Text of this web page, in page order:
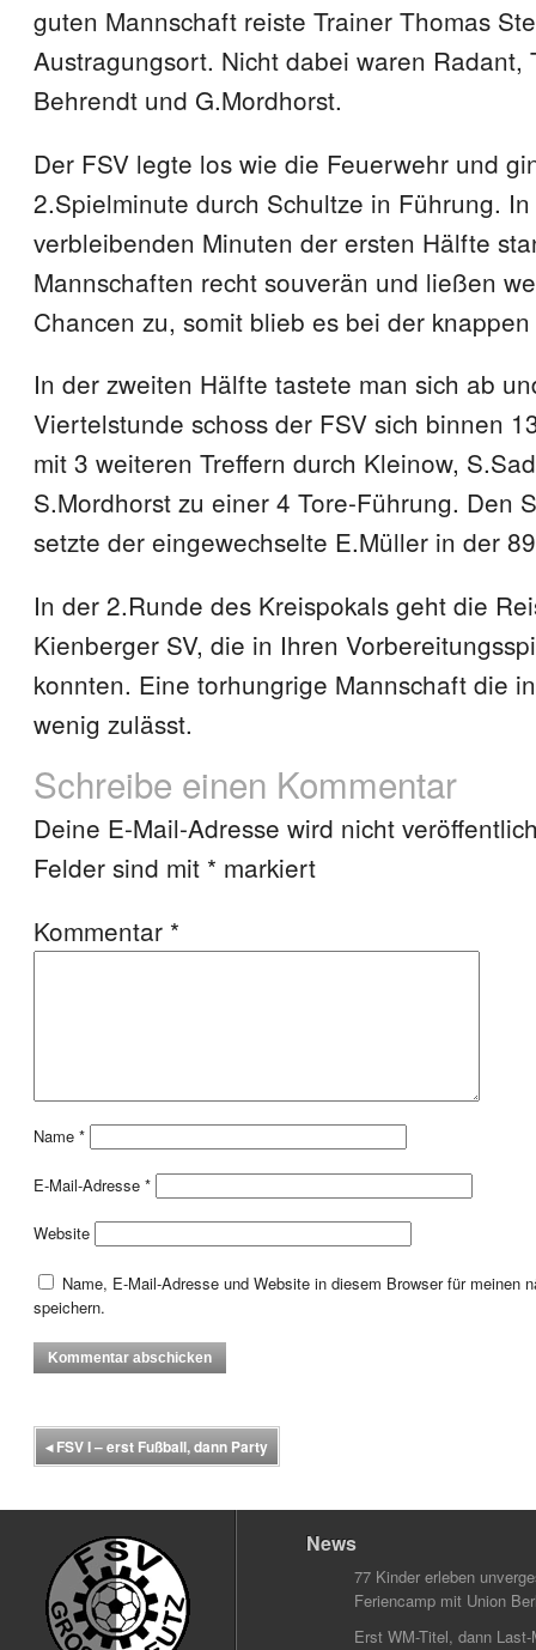
guten Mannschaft reiste Trainer Thomas
Austragungsort. Nicht dabei waren Radant,
Behrendt und G.Mordhorst.
Der FSV legte los wie die Feuerwehr und
2.Spielminute durch Schultze in Führung.
verbleibenden Minuten der ersten Hälfte
Mannschaften recht souverän und ließen
Chancen zu, somit blieb es bei der
In der zweiten Hälfte tastete man sich ab
Viertelstunde schoss der FSV sich binnen
mit 3 weiteren Treffern durch Kleinow,
S.Mordhorst zu einer 4 Tore-Führung. Den
setzte der eingewechselte E.Müller in der
In der 2.Runde des Kreispokals geht die
Kienberger SV, die in Ihren
konnten. Eine torhungrige Mannschaft die
wenig zulässt.
Schreibe einen Kommentar
Deine E-Mail-Adresse wird nicht
Felder sind mit * markiert
Kommentar *
Name *
E-Mail-Adresse *
Website
Name, E-Mail-Adresse und Website in diesem Browser für meinen
speichern.
◂FSV I – erst Fußball, dann Party
News
77 Kinder erleben
Feriencamp mit Union
Erst WM-Titel, dann